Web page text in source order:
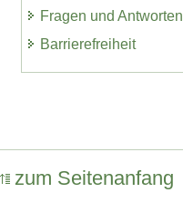
Fragen und Antworten
Barrierefreiheit
zum Seitenanfang